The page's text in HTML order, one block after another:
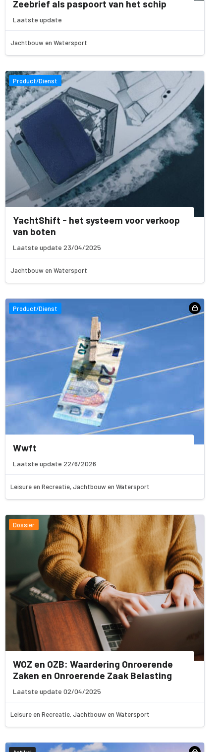
Zeebrief als paspoort van het schip
Laatste update
Jachtbouw en Watersport
Product/Dienst
YachtShift - het systeem voor verkoop
van boten
Laatste update 23/04/2025
Jachtbouw en Watersport
Product/Dienst
Wwft
Laatste update 22/6/2026
Leisure en Recreatie, Jachtbouw en Watersport
Dossier
WOZ en OZB: Waardering Onroerende
Zaken en Onroerende Zaak Belasting
Laatste update 02/04/2025
Leisure en Recreatie, Jachtbouw en Watersport